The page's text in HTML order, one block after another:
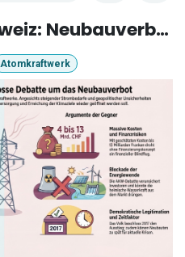
Neue AKWs Schweiz: Neubauverbot.
Atomkraftwerk